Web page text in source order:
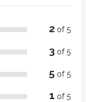
2 of 5
3 of 5
5 of 5
1 of 5